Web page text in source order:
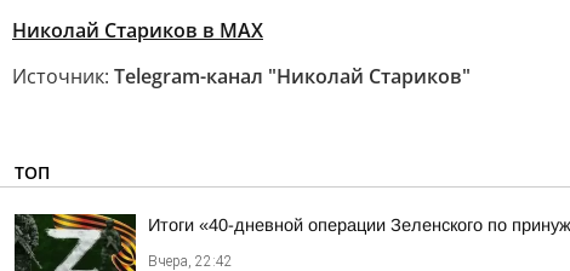
Николай Стариков в MAX
Источник: Telegram-канал "Николай Стариков"
ТОП
Итоги «40-дневной операции Зеленского по
Вчера, 22:42